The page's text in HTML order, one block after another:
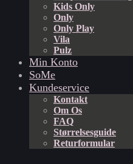
Kids Only
Only
Only Play
Vila
Pulz
Min Konto
SoMe
Kundeservice
Kontakt
Om Os
FAQ
Størrelsesguide
Returformular